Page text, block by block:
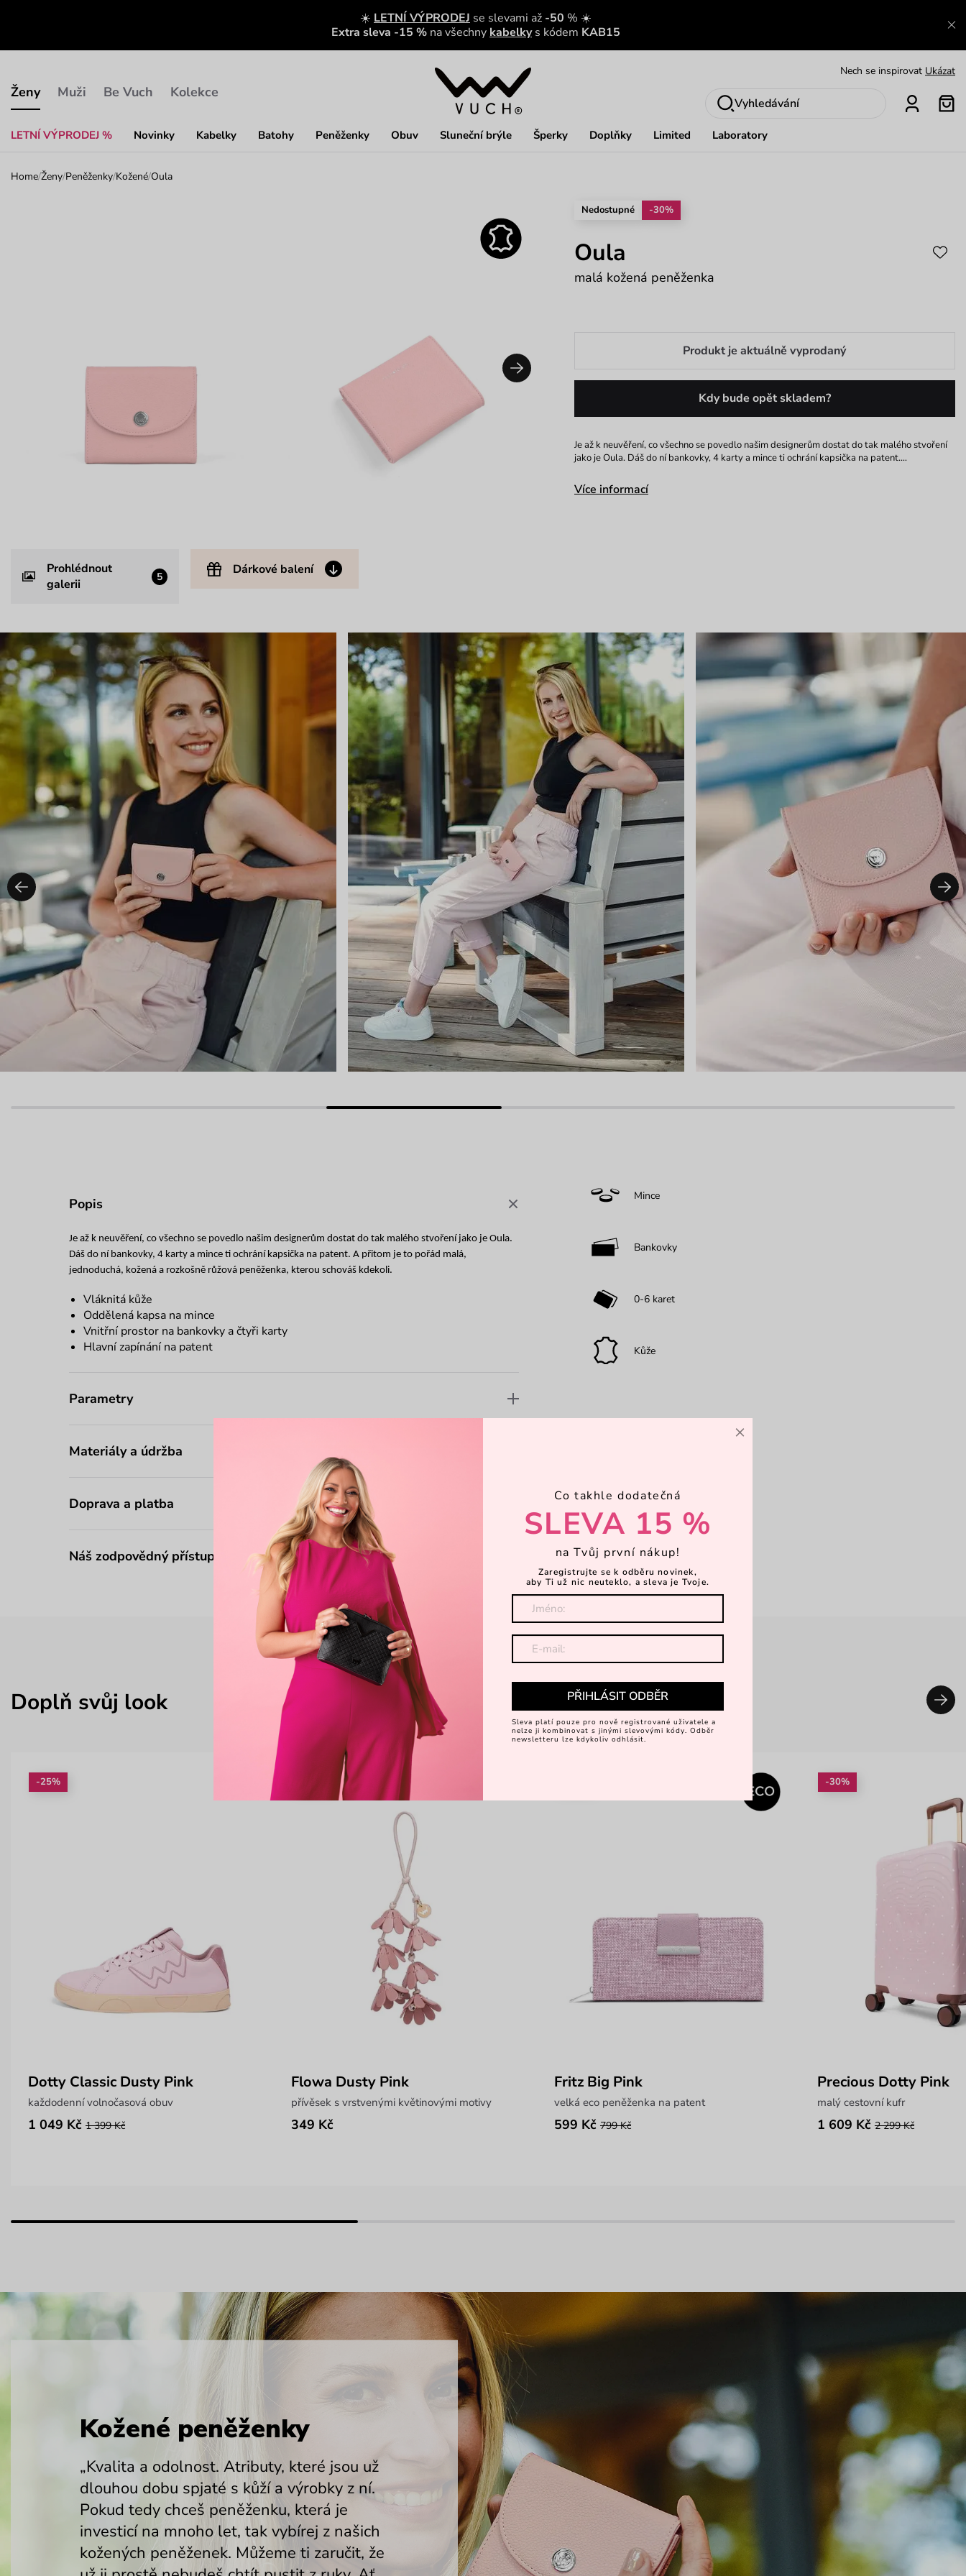
☀️ LETNÍ VÝPRODEJ se slevami až -50 % ☀️
Extra sleva -15 % na všechny kabelkys kódem KAB15
Ženy
LETNÍ VÝPRODEJ % Novinky Kabelky Batohy Peněženky Obuv Sluneční brýle Šperky Doplňky Limited Laboratory
Muži Be Vuch Kolekce
Nech se inspirovat Ukázat
Vyhledávání
Home/Ženy/Peněženky/Kožené/Oula
Prohlédnout
galerii
5 Dárkové balení
Nedostupné -30%
Oula
malá kožená peněženka
Produkt je aktuálně vyprodaný
Kdy bude opět skladem?
Je až k neuvěření, co všechno se povedlo našim designerům dostat do tak malého stvoření
jako je Oula. Dáš do ní bankovky, 4 karty a mince ti ochrání kapsička na patent.…
Více informací
Popis
Je až k neuvěření, co všechno se povedlo našim designerům dostat do tak malého stvoření jako je Oula.
Dáš do ní bankovky, 4 karty a mince ti ochrání kapsička na patent. A přitom je to pořád malá,
jednoduchá, kožená a rozkošně růžová peněženka, kterou schováš kdekoli.
Vláknitá kůže
Oddělená kapsa na mince
Vnitřní prostor na bankovky a čtyři karty
Hlavní zapínání na patent
Parametry
Materiály a údržba
Doprava a platba
Náš zodpovědný přístup
Mince
Bankovky
0-6 karet
Kůže
Doplň svůj look
-25%
Dotty Classic Dusty Pink
každodenní volnočasová obuv
1 049 Kč 1 399 Kč
Flowa Dusty Pink
přívěsek s vrstvenými květinovými motivy
349 Kč
Fritz Big Pink
velká eco peněženka na patent
599 Kč 799 Kč
-30%
Precious Dotty Pink
malý cestovní kufr
1 609 Kč 2 299 Kč
Kožené peněženky
„Kvalita a odolnost. Atributy, které jsou už
dlouhou dobu spjaté s kůží a výrobky z ní.
Pokud tedy chceš peněženku, která je
investicí na mnoho let, tak vybírej z našich
kožených peněženek. Můžeme ti zaručit, že
×
Co takhle dodatečná
SLEVA 15 %
na Tvůj první nákup!
Zaregistrujte se k odběru novinek,
aby Ti už nic neuteklo, a sleva je Tvoje.
PŘIHLÁSIT ODBĚR
Sleva platí pouze pro nově registrované uživatele a
nelze ji kombinovat s jinými slevovými kódy. Odběr
newsletteru lze kdykoliv odhlásit.